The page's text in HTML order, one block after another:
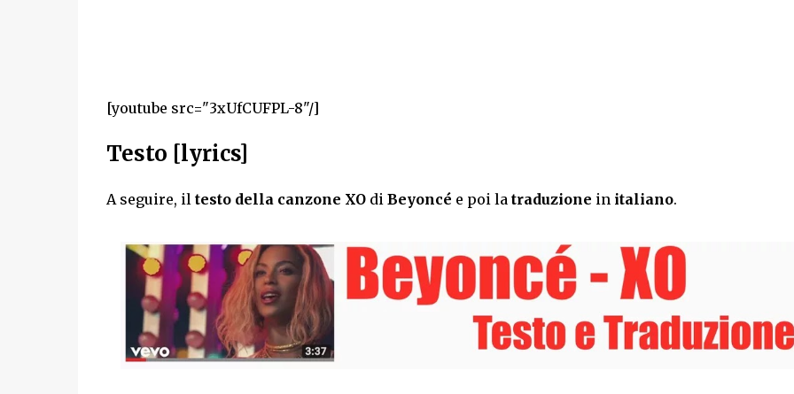
[youtube src="3xUfCUFPL-8"/]
Testo [lyrics]
A seguire, il testo della canzone XOdi Beyoncé e poi la traduzione in italiano.